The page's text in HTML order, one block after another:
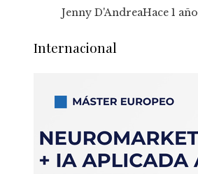
Jenny D'AndreaHace 1 año
Internacional